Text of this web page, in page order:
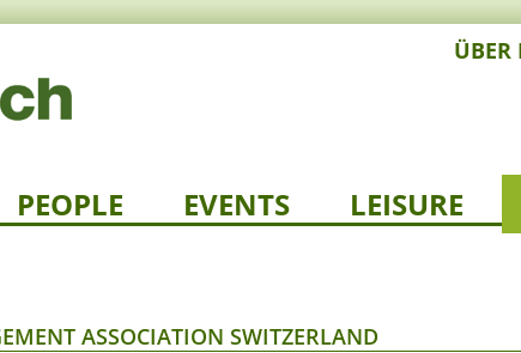
ÜBER
PEOPLE EVENTS LEISURE
ASSOCIATION SWITZERLAND